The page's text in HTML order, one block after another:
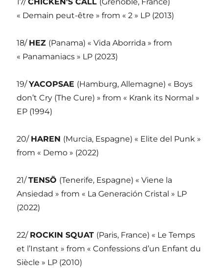
« Demain peut-être » from « 2 » LP (2013)
18/ HEZ (Panama) « Vida Aborrida » from
« Panamaniacs » LP (2023)
19/YACOPSAE (Hamburg, Allemagne) « Boys
don’t Cry (The Cure) » from « Krank its Normal »
EP (1994)
20/ HAREN (Murcia, Espagne) « Elite del Punk »
from « Demo » (2022)
21/TENSÖ (Tenerife, Espagne) « Viene la
Ansiedad » from « La Generación Cristal » LP
(2022)
22/ ROCKIN SQUAT (Paris, France) « Le Temps
et l’Instant » from « Confessions d’un Enfant du
Siècle » LP (2010)